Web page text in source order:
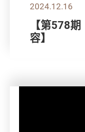
2024.12.16
【第578
容】